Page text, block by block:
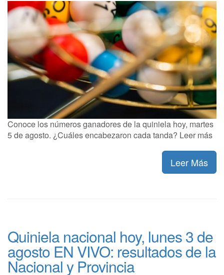
Conoce los números ganadores de la quiniela hoy, martes
5 de agosto. ¿Cuáles encabezaron cada tanda? Leer más
Leer Más
Quiniela nacional hoy, lunes 3 de
agosto EN VIVO: resultados de la
Nacional y Provincia